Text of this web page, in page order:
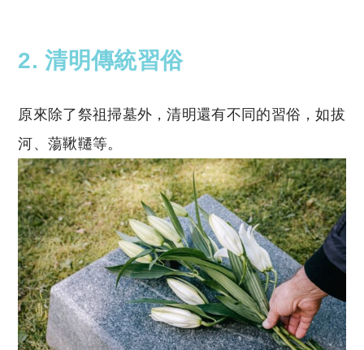
2. 清明傳統習俗
原來除了祭祖掃墓外，清明還有不同的習俗，如拔
河、蕩鞦韆等。